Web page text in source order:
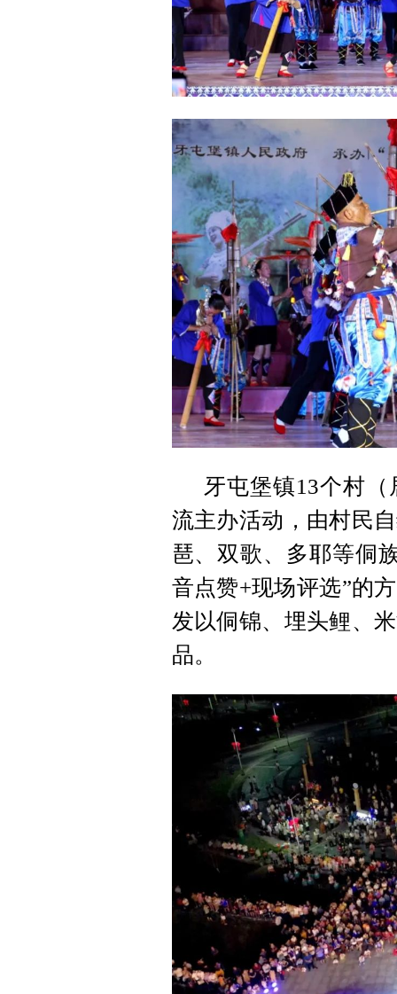
牙屯堡镇13个村
流主办活动，由村民
琶、双歌、多耶等侗
音点赞+现场评选”的
发以侗锦、埋头鲤、
品。